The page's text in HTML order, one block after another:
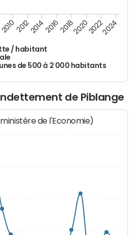
/ habitant
de 500 à 2 000 habitants
20102012201420162018202020222024
de Piblange
de l'Economie)